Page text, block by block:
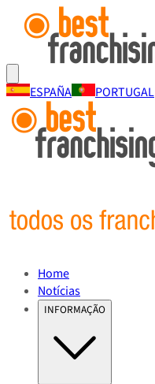
ESPAÑA PORTUGAL
Home
Notícias
INFORMAÇÃO